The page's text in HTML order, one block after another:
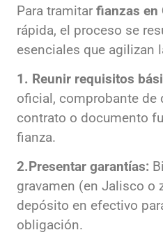
Para tramitar fianzas en
rápida, el proceso se
esenciales que agilizan
1. Reunir requisitos
oficial, comprobante de
contrato o documento
fianza.
2.Presentar garantías:
gravamen (en Jalisco o
depósito en efectivo
obligación.